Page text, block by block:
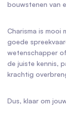
bouwstenen van
Charisma is mooi
goede
wetenschapper
de juiste kennis,
krachtig
Dus, klaar om